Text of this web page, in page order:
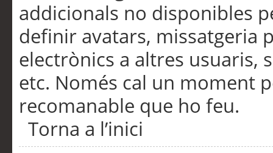
addicionals no disponibles
definir avatars, missatgeria
electrònics a altres usuaris,
etc. Només cal un moment
recomanable que ho feu.
Torna a l’inici